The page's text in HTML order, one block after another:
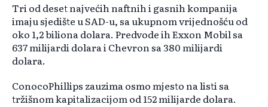
Tri od deset najvećih naftnih i gasnih kompanija
imaju sjedište u SAD-u, sa ukupnom vrijednošću od
oko 1,2 biliona dolara. Predvode ih Exxon Mobil sa
637 milijardi dolara i Chevron sa 380 milijardi
dolara.
ConocoPhillips zauzima osmo mjesto na listi sa
tržišnom kapitalizacijom od 152 milijarde dolara.